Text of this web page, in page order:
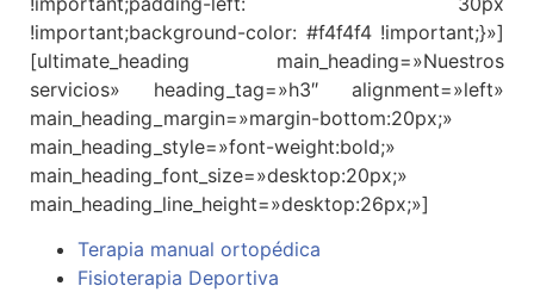
!important;background-color: #f4f4f4 !important;}»]
[ultimate_heading main_heading=»Nuestros
servicios» heading_tag=»h3″ alignment=»left»
main_heading_margin=»margin-bottom:20px;»
main_heading_style=»font-weight:bold;»
main_heading_font_size=»desktop:20px;»
main_heading_line_height=»desktop:26px;»]
Terapia manual ortopédica
Fisioterapia Deportiva